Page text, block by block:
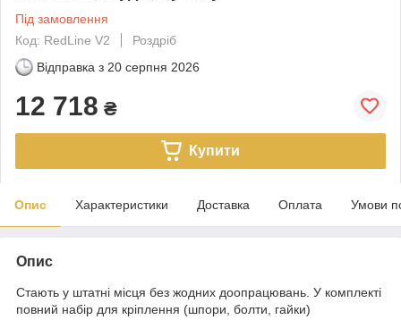
Під замовлення
Код: RedLine V2
Роздріб
Відправка з 20 серпня 2026
12 718 ₴
Купити
Опис Характеристики Доставка Оплата Умови
Опис
Стають у штатні місця без жодних доопрацювань. У комплекті
повний набір для кріплення (шпори, болти, гайки)